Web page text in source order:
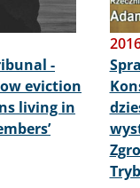
-
eviction
living in